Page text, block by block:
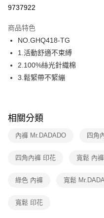
運送方式
全家取貨付款
每筆NT$80，滿NT$1,000(含以
7-11取貨付款
每筆NT$80，滿NT$1,000(含
每筆NT$80，滿NT$1,000(含
宅配
9737922
商品特色
NO.GHQ418-TG
1.活動舒適不束縛
2.100%絲光針織棉
3.鬆緊帶不緊繃
相關分類
內褲 Mr.DADADO 四角
四角內褲 印花 寬鬆 內褲
綠色 內褲 寬鬆
寬鬆 印花